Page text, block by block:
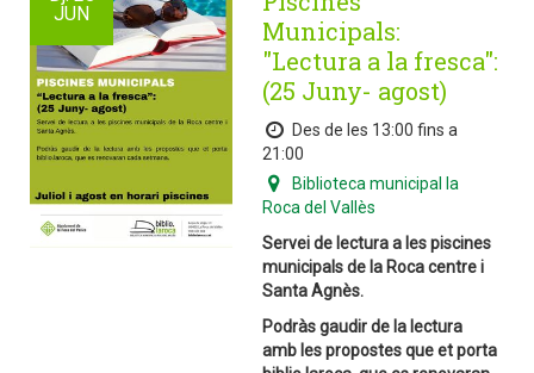
JUN
Municipals:
"Lectura a la fresca":
(25 Juny- agost)
Des de les 13:00 fins a
21:00
Biblioteca municipal la
Roca del Vallès
Servei de lectura a les piscines
municipals de la Roca centre i
Santa Agnès.
Podràs gaudir de la lectura
amb les propostes que et porta